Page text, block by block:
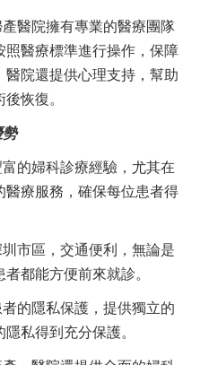
醫院擁有專業的醫療團隊
醫療標準進行操作，保障
院還提供心理支持，幫助
恢復。
的婦科診療經驗，尤其在
療服務，確保每位患者得
市區，交通便利，無論是
都能方便前來就診。
的隱私保護，提供獨立的
私得到充分保護。